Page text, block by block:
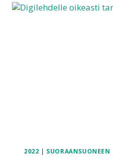
2022 | SUORAANSUONEEN